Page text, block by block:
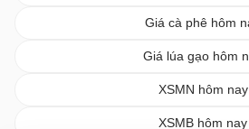
Giá cà phê hôm
Giá lúa gạo hôm
XSMN hôm nay
XSMB hôm nay